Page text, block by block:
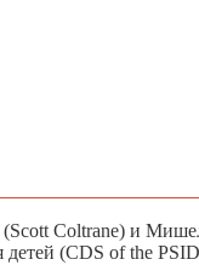
Coltrane) и
детей (CDS of the